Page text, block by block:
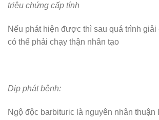
triệu chứng cấp tính
Nếu phát hiện được thì sau quá trình giải
có thể phải chạy thận nhân tạo
Dịp phát bệnh:
Ngộ độc barbituric là nguyên nhân thuận